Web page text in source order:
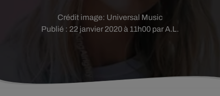
Publié : 22 janvier 2020 à 11h00 par A.L.
Crédit image: Universal Music